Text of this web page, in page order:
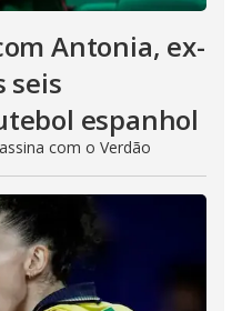
Antonia, ex-
seis
espanhol
com o Verdão